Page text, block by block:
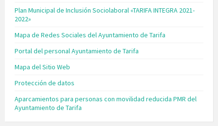
Plan Municipal de Inclusión Sociolaboral «TARIFA INTEGRA 2021-
2022»
Mapa de Redes Sociales del Ayuntamiento de Tarifa
Portal del personal Ayuntamiento de Tarifa
Mapa del Sitio Web
Protección de datos
Aparcamientos para personas con movilidad reducida PMR del
Ayuntamiento de Tarifa